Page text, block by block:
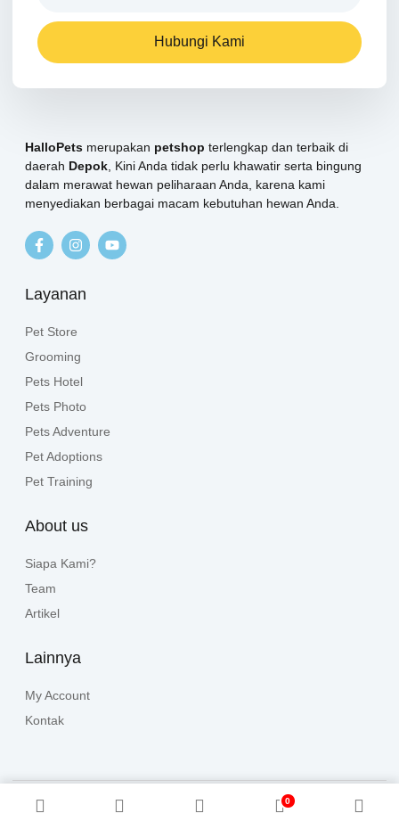
Hubungi Kami
HalloPets merupakan petshop terlengkap dan terbaik di
daerah Depok , Kini Anda tidak perlu khawatir serta bingung
dalam merawat hewan peliharaan Anda, karena kami
menyediakan berbagai macam kebutuhan hewan Anda.
Layanan
Pet Store
Grooming
Pets Hotel
Pets Photo
Pets Adventure
Pet Adoptions
Pet Training
About us
Siapa Kami?
Team
Artikel
Lainnya
My Account
Kontak
Copyright © 2024, All rights reserved. Powered byHalloPets
0